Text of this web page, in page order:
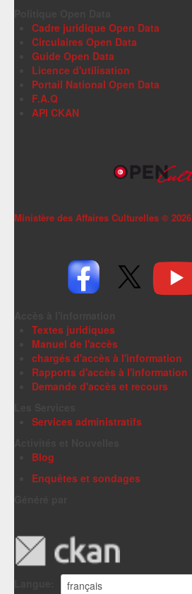
Cadre juridique Open Data
Circulaires Open Data
Guide Open Data
Licence d'utilisation
Portail National Open Data
F.A.Q
API CKAN
Ministère des Affaires Culturelles © 2026
Textes juridiques
Manuel de l'accès
chargés d'accès à l'information
Rapports d'accès à l'information
Demande d'accès et recours
Services administratifs
Blog
Enquêtes et sondages